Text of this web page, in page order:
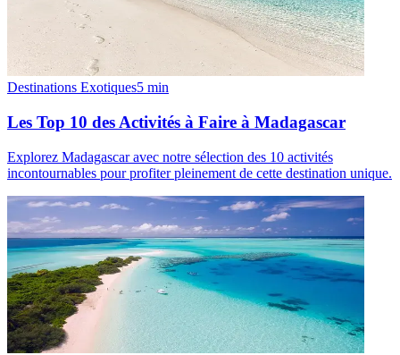
Destinations Exotiques5 min
Les Top 10 des Activités à Faire à Madagascar
Explorez Madagascar avec notre sélection des 10 activités
incontournables pour profiter pleinement de cette destination unique.